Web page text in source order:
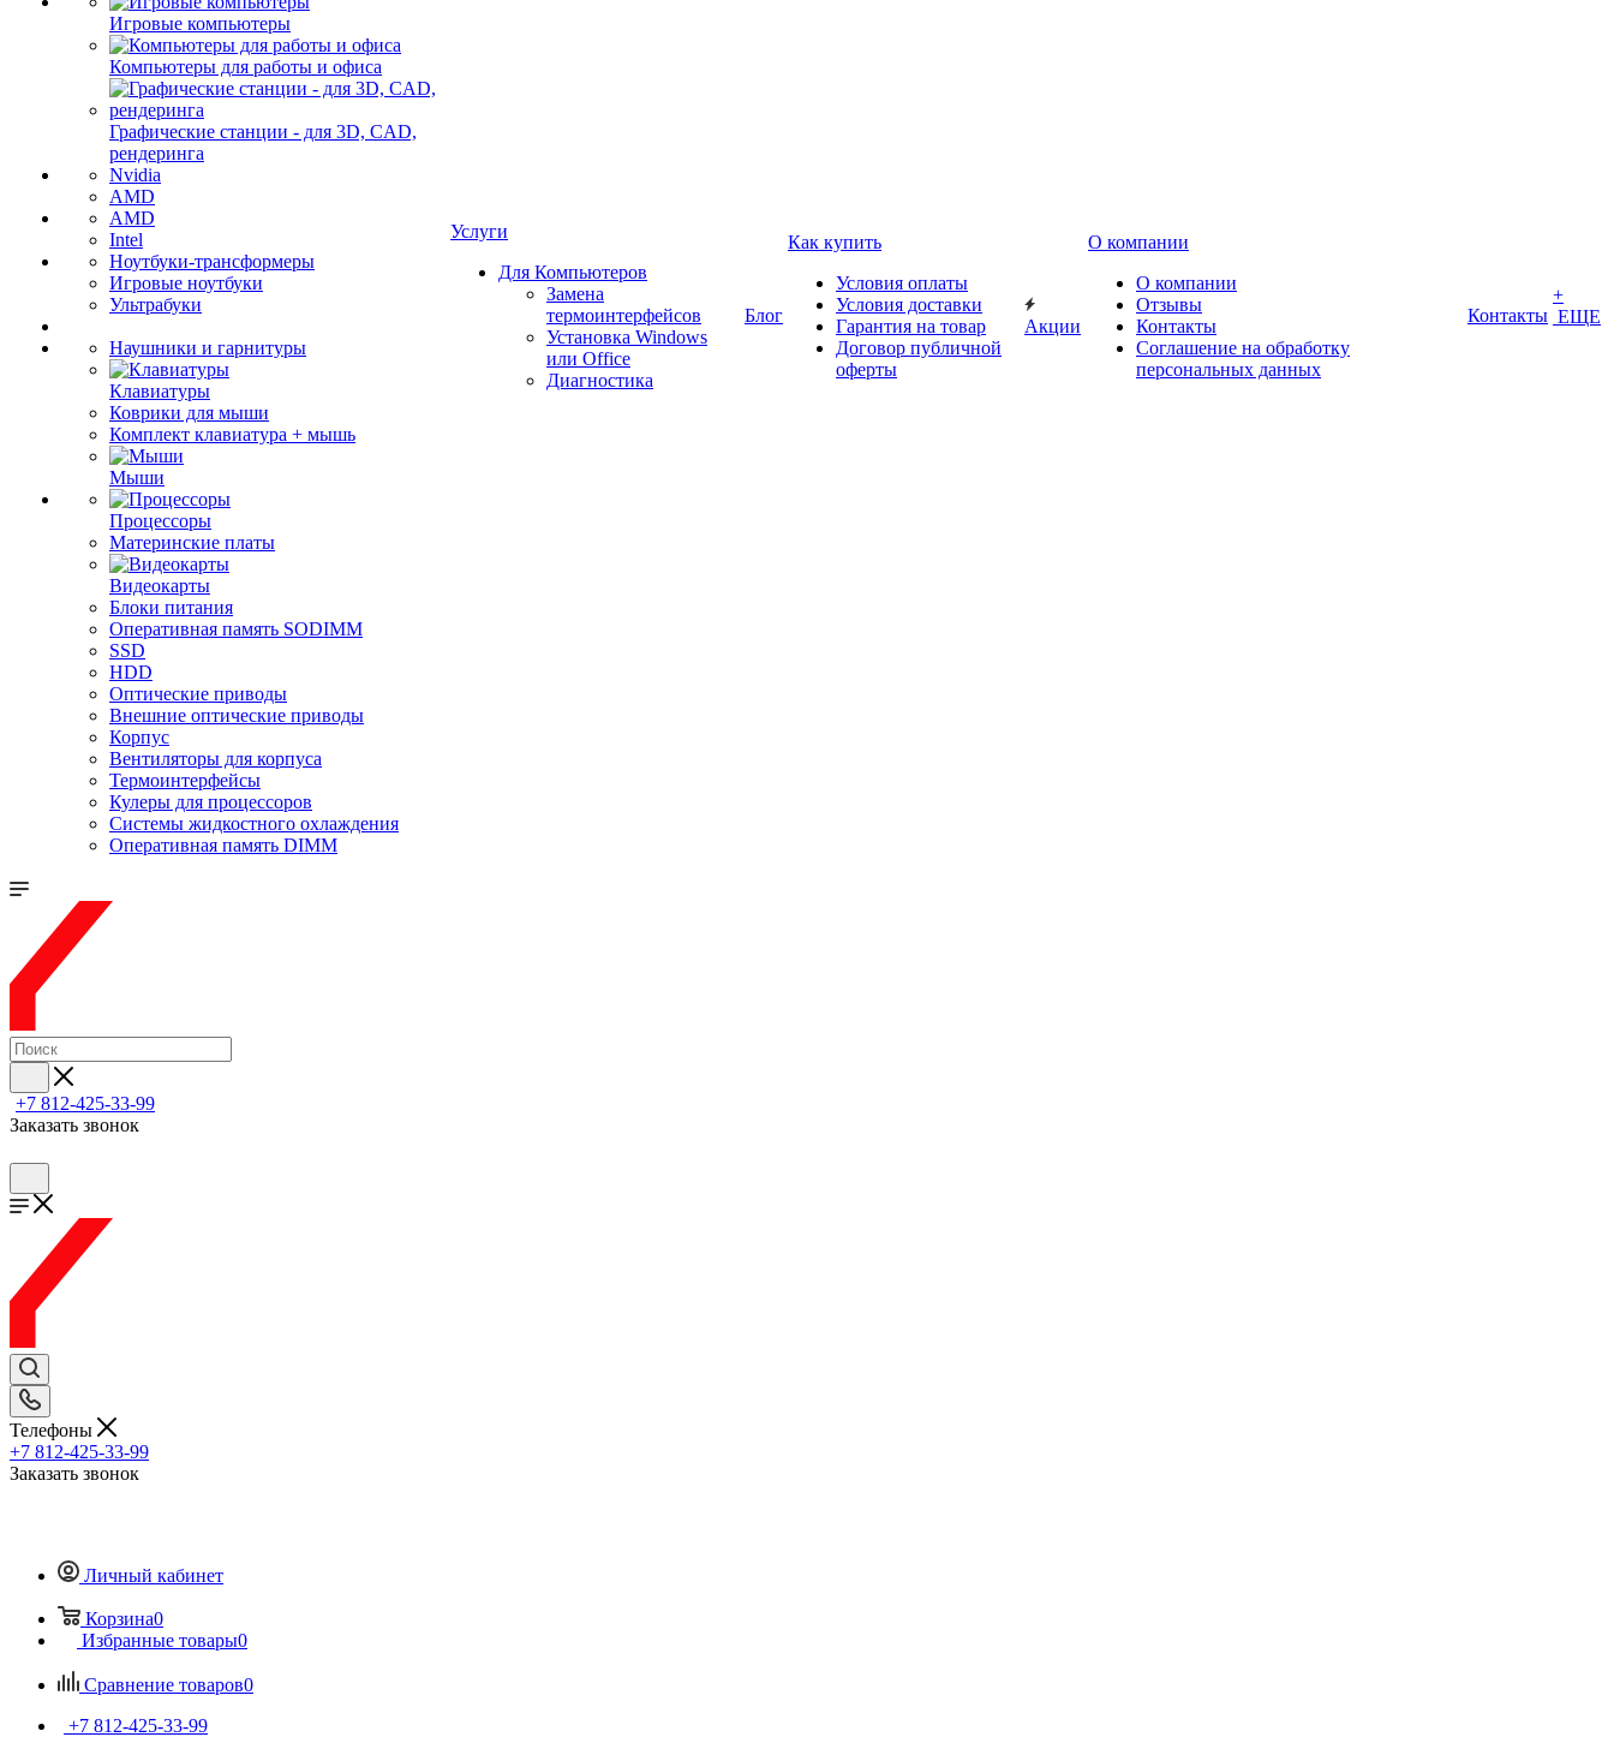
Игровые компьютеры
Компьютеры для работы и офиса
Графические станции - для 3D, CAD,
рендеринга
Nvidia
AMD
AMD
Intel
Ноутбуки-трансформеры
Игровые ноутбуки
Ультрабуки
Наушники и гарнитуры
Клавиатуры
Коврики для мыши
Комплект клавиатура + мышь
Мыши
Процессоры
Материнские платы
Видеокарты
Блоки питания
Оперативная память SODIMM
SSD
HDD
Оптические приводы
Внешние оптические приводы
Корпус
Вентиляторы для корпуса
Термоинтерфейсы
Кулеры для процессоров
Системы жидкостного охлаждения
Оперативная память DIMM
Услуги
Для Компьютеров
Замена
термоинтерфейсов
Установка Windows
или Office
Диагностика
Блог
Как купить
Условия оплаты
Условия доставки
Гарантия на товар
Договор публичной
оферты
Акции
О компании
О компании
Отзывы
Контакты
Соглашение на обработку
персональных данных
Контакты
+
ЕЩЕ
+7 812-425-33-99
Заказать звонок
Телефоны
+7 812-425-33-99
Заказать звонок
Личный кабинет
Корзина0
Избранные товары0
Сравнение товаров0
+7 812-425-33-99